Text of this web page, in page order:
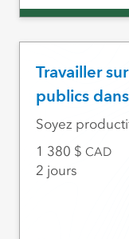
Travailler
publics
Soyez
1 380
CAD
2 jours